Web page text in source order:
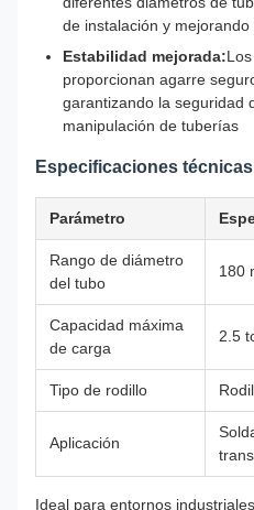
de instalación y
Estabilidad mejorada:
proporcionan agarre
garantizando la seguridad
manipulación de tuberías
Especificaciones técnicas
Parámetro
Rango de diámetro
del tubo
180
Capacidad máxima
de carga
2.5
Tipo de rodillo
Aplicación
Ideal para entornos